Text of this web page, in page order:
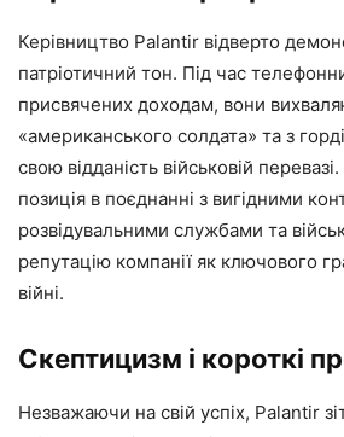
Керівництво Palantir відверто
патріотичний тон. Під час
присвячених доходам, вони
«американського солдата» та з
свою відданість військовій
позиція в поєднанні з вигідними
розвідувальними службами та
репутацію компанії як ключового
війні.
Скептицизм і короткі
Незважаючи на свій успіх, Palantir